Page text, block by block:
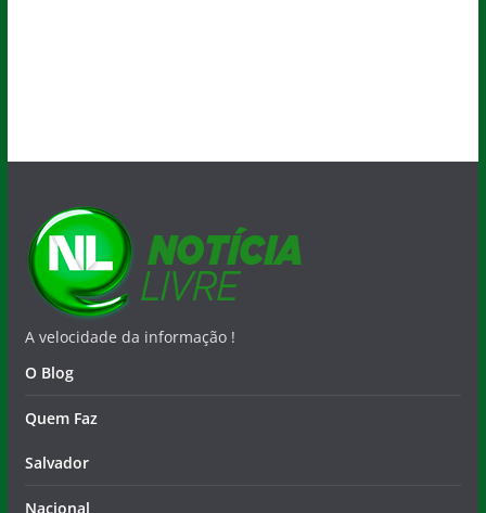
A velocidade da informação !
O Blog
Quem Faz
Salvador
Nacional